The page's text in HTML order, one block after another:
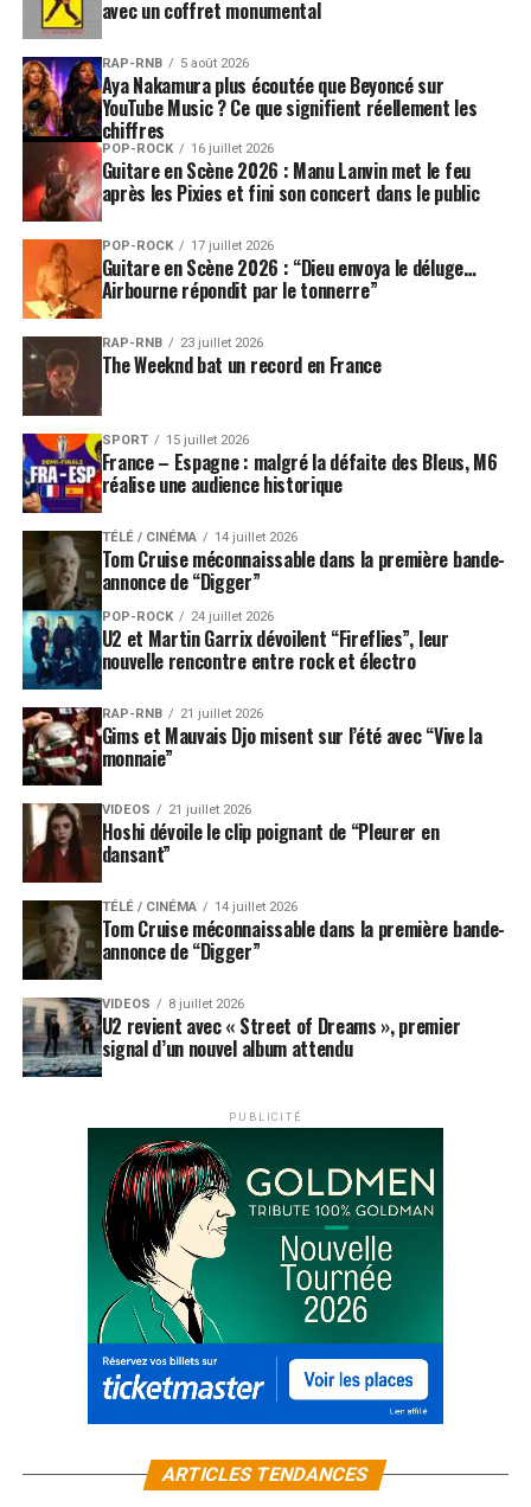
avec un coffret monumental
RAP-RNB 5 août 2026
Aya Nakamura plus écoutée que Beyoncé sur
YouTube Music ? Ce que signifient réellement les
chiffres
POP-ROCK 16 juillet 2026
Guitare en Scène 2026 : Manu Lanvin met le feu
après les Pixies et fini son concert dans le public
POP-ROCK 17 juillet 2026
Guitare en Scène 2026 : “Dieu envoya le déluge…
Airbourne répondit par le tonnerre”
RAP-RNB 23 juillet 2026
The Weeknd bat un record en France
SPORT 15 juillet 2026
France – Espagne : malgré la défaite des Bleus, M6
réalise une audience historique
TÉLÉ / CINÉMA 14 juillet 2026
Tom Cruise méconnaissable dans la première bande-
annonce de “Digger”
POP-ROCK 24 juillet 2026
U2 et Martin Garrix dévoilent “Fireflies”, leur
nouvelle rencontre entre rock et électro
RAP-RNB 21 juillet 2026
Gims et Mauvais Djo misent sur l’été avec “Vive la
monnaie”
VIDEOS 21 juillet 2026
Hoshi dévoile le clip poignant de “Pleurer en
dansant”
TÉLÉ / CINÉMA 14 juillet 2026
Tom Cruise méconnaissable dans la première bande-
annonce de “Digger”
VIDEOS 8 juillet 2026
U2 revient avec « Street of Dreams », premier
signal d’un nouvel album attendu
PUBLICITÉ
ARTICLES TENDANCES